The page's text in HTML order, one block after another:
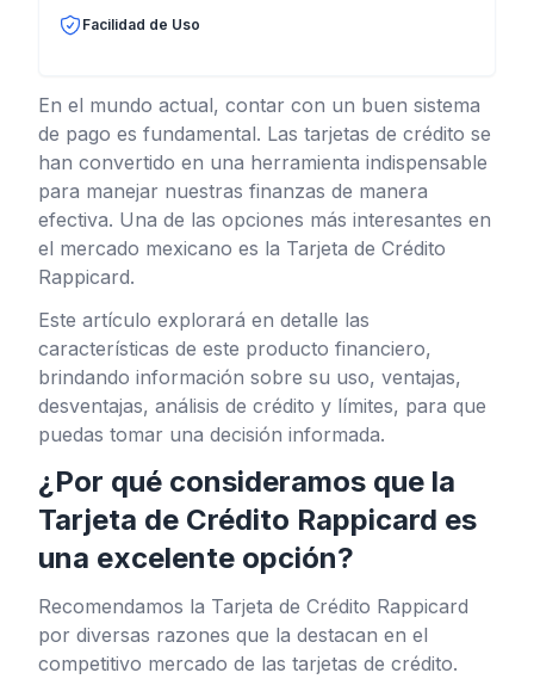
Facilidad de Uso
En el mundo actual, contar con un buen sistema
de pago es fundamental. Las tarjetas de crédito se
han convertido en una herramienta indispensable
para manejar nuestras finanzas de manera
efectiva. Una de las opciones más interesantes en
el mercado mexicano es la Tarjeta de Crédito
Rappicard.
Este artículo explorará en detalle las
características de este producto financiero,
brindando información sobre su uso, ventajas,
desventajas, análisis de crédito y límites, para que
puedas tomar una decisión informada.
¿Por qué consideramos que la
Tarjeta de Crédito Rappicard es
una excelente opción?
Recomendamos la Tarjeta de Crédito Rappicard
por diversas razones que la destacan en el
competitivo mercado de las tarjetas de crédito.